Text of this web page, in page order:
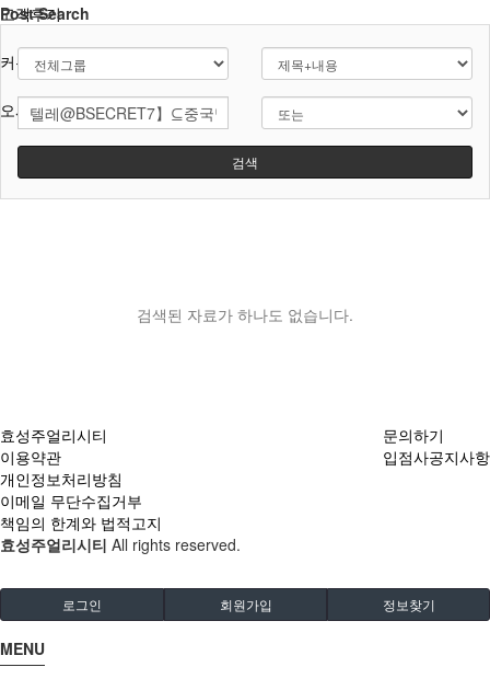
고객후기
커뮤니티
오시는길
Post Search
검색
검색된 자료가 하나도 없습니다.
효성주얼리시티
이용약관
개인정보처리방침
이메일 무단수집거부
책임의 한계와 법적고지
문의하기
입점사공지사항
효성주얼리시티 All rights reserved.
로그인 회원가입 정보찾기
MENU